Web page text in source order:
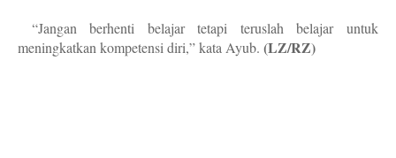
“Jangan berhenti belajar tetapi teruslah belajar untuk
meningkatkan kompetensi diri,” kata Ayub. (LZ/RZ)